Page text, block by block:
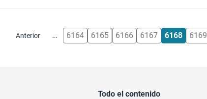
Anterior
Página anterior … 6164 6165 6166 6167 6168 6169
Todo el contenido